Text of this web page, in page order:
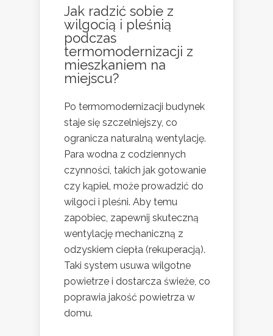
Jak radzić sobie z
wilgocią i pleśnią
podczas
termomodernizacji z
mieszkaniem na
miejscu?
Po termomodernizacji budynek
staje się szczelniejszy, co
ogranicza naturalną wentylację.
Para wodna z codziennych
czynności, takich jak gotowanie
czy kąpiel, może prowadzić do
wilgoci i pleśni. Aby temu
zapobiec, zapewnij skuteczną
wentylację mechaniczną z
odzyskiem ciepła (rekuperacją).
Taki system usuwa wilgotne
powietrze i dostarcza świeże, co
poprawia jakość powietrza w
domu.